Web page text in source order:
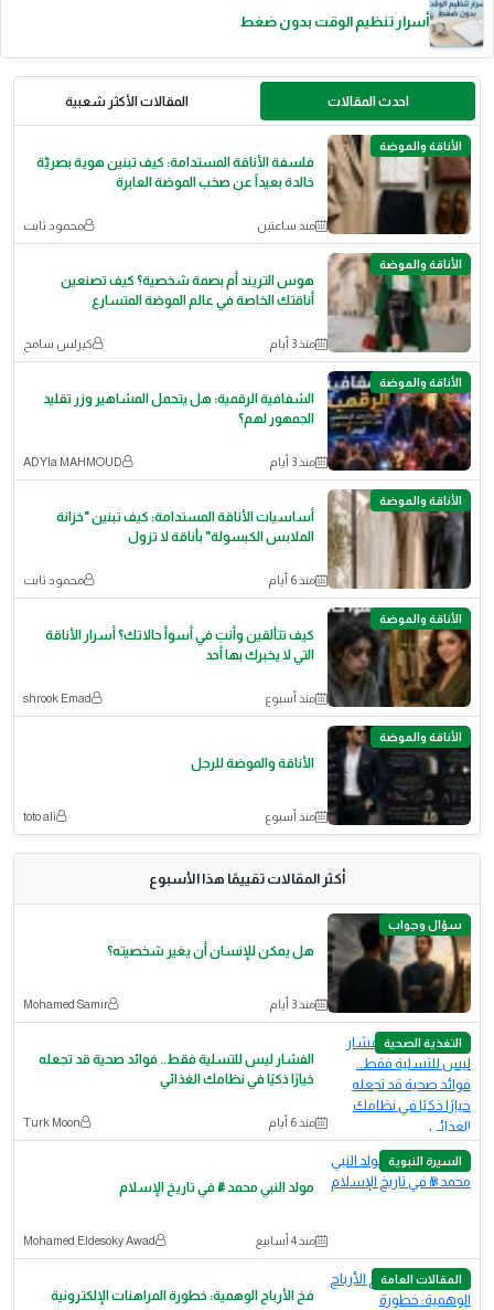
أسرار تنظيم الوقت بدون ضغط
احدث المقالات المقالات الأكثر شعبية
الأناقة والموضة
فلسفة الأناقة المستدامة: كيف تبنين هوية بصريّة
خالدة بعيداً عن صخب الموضة العابرة
منذ ساعتين محمود ثابت
الأناقة والموضة
هوس التريند أم بصمة شخصية؟ كيف تصنعين
أناقتك الخاصة في عالم الموضة المتسارع
منذ 3 أيام كيرلس سامح
الأناقة والموضة
الشفافية الرقمية: هل يتحمل المشاهير وزر تقليد
الجمهور لهم؟
منذ 3 أيام ADYIa MAHMOUD
الأناقة والموضة
أساسيات الأناقة المستدامة: كيف تبنين "خزانة
الملابس الكبسولة" بأناقة لا تزول
منذ 6 أيام محمود ثابت
الأناقة والموضة
كيف تتألقين وأنتِ في أسوأ حالاتك؟ أسرار الأناقة
التي لا يخبرك بها أحد
منذ أسبوع shrook Emad
الأناقة والموضة
الأناقة والموضة للرجل
منذ أسبوع toto ali
أكثر المقالات تقييمًا هذا الأسبوع
سؤال وجواب
هل يمكن للإنسان أن يغير شخصيته؟
منذ 3 أيام Mohamed Samir
التغذية الصحية
الفشار ليس للتسلية فقط.. فوائد صحية قد تجعله
خيارًا ذكيًا في نظامك الغذائي
منذ 6 أيام Turk Moon
السيرة النبوية
مولد النبي محمد ﷺ في تاريخ الإسلام
منذ 4 أسابيع Mohamed Eldesoky Awad
المقالات العامة
​فخ الأرباح الوهمية: خطورة المراهنات الإلكترونية